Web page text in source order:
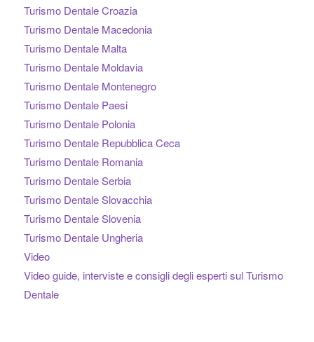
Turismo Dentale Croazia
Turismo Dentale Macedonia
Turismo Dentale Malta
Turismo Dentale Moldavia
Turismo Dentale Montenegro
Turismo Dentale Paesi
Turismo Dentale Polonia
Turismo Dentale Repubblica Ceca
Turismo Dentale Romania
Turismo Dentale Serbia
Turismo Dentale Slovacchia
Turismo Dentale Slovenia
Turismo Dentale Ungheria
Video
Video guide, interviste e consigli degli esperti sul Turismo
Dentale